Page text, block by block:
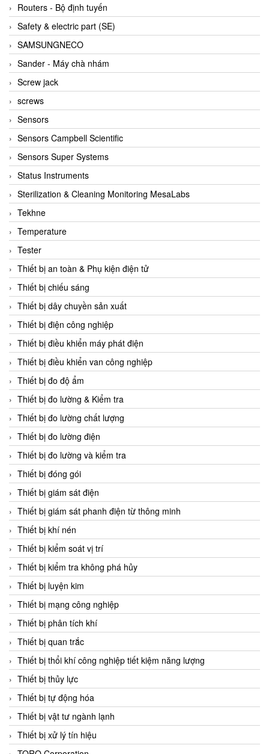
Brook Instrument
Brooks Instrument Vietnam
Buhler
BURLING INSTRUMENTS
Burster
BUSCHJOST
Calectro
Campbell Scientific
Canneed Vietnam
Cantoni
CAPS
CAREL Parts
CCS
CD Automation
CEAG Sicherheitst
CEIA Vietnam
Celduc Vietnam
Cemb
Centec GmbH
CEQUBE
CHAUVIN ARNOUX
Checkline
Chino
Chiyoda Seiki
Chiyoda-Tsusho
Chongqing Huaneng
Chromalox
ChuanYi
CIC
Clage
Clake Fololo
Clark Cooper
CMC Ventilazione
Coax Valves Inc
Codel
Cofimco
Coltraco
Comat Releco
Comax
COMETECH VietNam
Routers - Bộ định tuyến
Safety & electric part (SE)
SAMSUNGNECO
Sander - Máy chà nhám
Screw jack
screws
Sensors
Sensors Campbell Scientific
Sensors Super Systems
Status Instruments
Sterilization & Cleaning Monitoring MesaLabs
Tekhne
Temperature
Tester
Thiết bị an toàn & Phụ kiện điện tử
Thiết bị chiếu sáng
Thiết bị dây chuyền sản xuất
Thiết bị điện công nghiệp
Thiết bị điều khiển máy phát điện
Thiết bị điều khiển van công nghiệp
Thiết bị đo độ ẩm
Thiết bị đo lường & Kiểm tra
Thiết bị đo lường chất lượng
Thiết bị đo lường điện
Thiết bị đo lường và kiểm tra
Thiết bị đóng gói
Thiết bị giám sát điện
Thiết bị giám sát phanh điện từ thông minh
Thiết bị khí nén
Thiết bị kiểm soát vị trí
Thiết bị kiểm tra không phá hủy
Thiết bị luyện kim
Thiết bị mạng công nghiệp
Thiết bị phân tích khí
Thiết bị quan trắc
Thiết bị thổi khí công nghiệp tiết kiệm năng lượng
Thiết bị thủy lực
Thiết bị tự động hóa
Thiết bị vật tư ngành lạnh
Thiết bị xử lý tín hiệu